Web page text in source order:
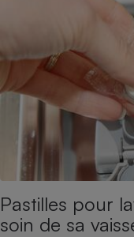
Pastilles pour
soin de sa